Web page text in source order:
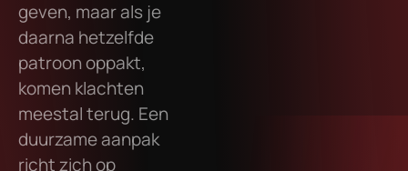
geven, maar als je
daarna hetzelfde
patroon oppakt,
komen klachten
meestal terug. Een
duurzame aanpak
richt zich op